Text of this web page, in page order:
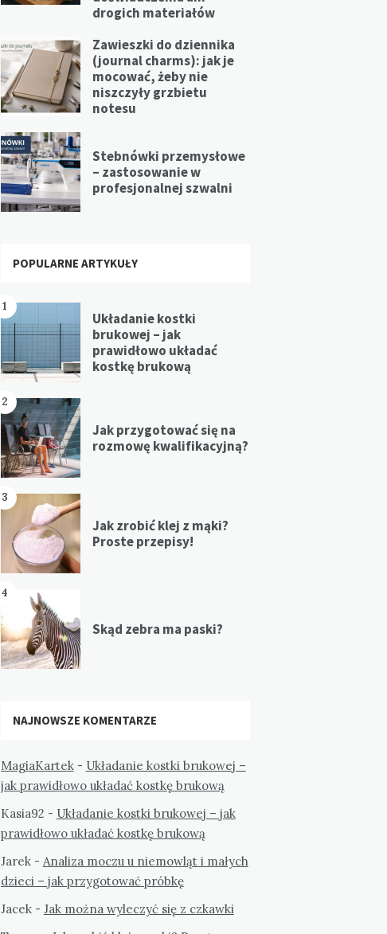
drogich materiałów
Zawieszki do dziennika
(journal charms): jak je
mocować, żeby nie
niszczyły grzbietu
notesu
Stebnówki przemysłowe
– zastosowanie w
profesjonalnej szwalni
POPULARNE ARTYKUŁY
1
Układanie kostki
brukowej – jak
prawidłowo układać
kostkę brukową
2
Jak przygotować się na
rozmowę kwalifikacyjną?
3
Jak zrobić klej z mąki?
Proste przepisy!
4
Skąd zebra ma paski?
NAJNOWSZE KOMENTARZE
MagiaKartek- Układanie kostki brukowej –
jak prawidłowo układać kostkę brukową
Kasia92 - Układanie kostki brukowej – jak
prawidłowo układać kostkę brukową
Jarek- Analiza moczu u niemowląt i małych
dzieci – jak przygotować próbkę
Jacek- Jak można wyleczyć się z czkawki